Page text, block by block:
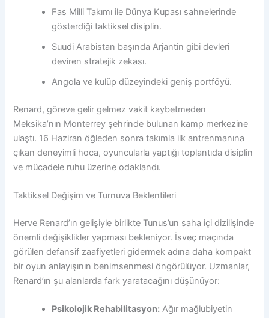
Fas Milli Takımı ile Dünya Kupası sahnelerinde
gösterdiği taktiksel disiplin.
Suudi Arabistan başında Arjantin gibi devleri
deviren stratejik zekası.
Angola ve kulüp düzeyindeki geniş portföyü.
Renard, göreve gelir gelmez vakit kaybetmeden
Meksika’nın Monterrey şehrinde bulunan kamp merkezine
ulaştı. 16 Haziran öğleden sonra takımla ilk antrenmanına
çıkan deneyimli hoca, oyuncularla yaptığı toplantıda disiplin
ve mücadele ruhu üzerine odaklandı.
Taktiksel Değişim ve Turnuva Beklentileri
Herve Renard’ın gelişiyle birlikte Tunus’un saha içi dizilişinde
önemli değişiklikler yapması bekleniyor. İsveç maçında
görülen defansif zaafiyetleri gidermek adına daha kompakt
bir oyun anlayışının benimsenmesi öngörülüyor. Uzmanlar,
Renard’ın şu alanlarda fark yaratacağını düşünüyor:
Psikolojik Rehabilitasyon: Ağır mağlubiyetin